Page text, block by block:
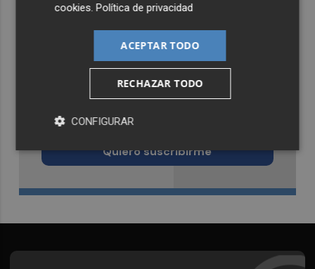
Recibe toda la actualidad de
Murcia Plaza en tu correo
Quiero suscribirme
cookies .Política de privacidad
ACEPTAR TODO
RECHAZAR TODO
CONFIGURAR